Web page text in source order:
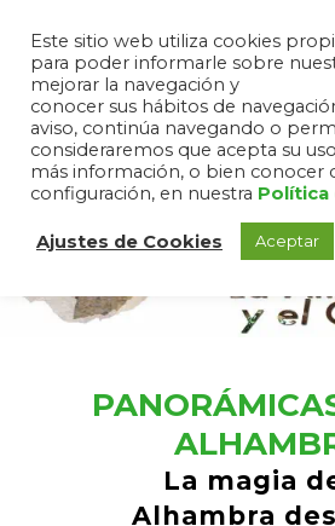
La magia
Alhambra
Este sitio web utiliza cookies
para poder informarle sobre
mejorar la navegación y
conocer sus hábitos de
aviso, continúa navegando o
consideraremos que acepta su
más información, o bien conocer
configuración, en nuestra Política
Ajustes de Cookies Aceptar